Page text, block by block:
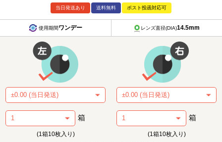
当日発送あり 送料無料 ポスト投函対応可
使用期間ワンデー レンズ直径(DIA)14.5mm
箱
(1箱10枚入り)
箱
(1箱10枚入り)